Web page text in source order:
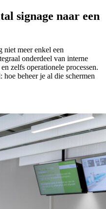
signage naar een
niet meer enkel een
onderdeel van interne
zelfs operationele processen.
beheer je al die schermen